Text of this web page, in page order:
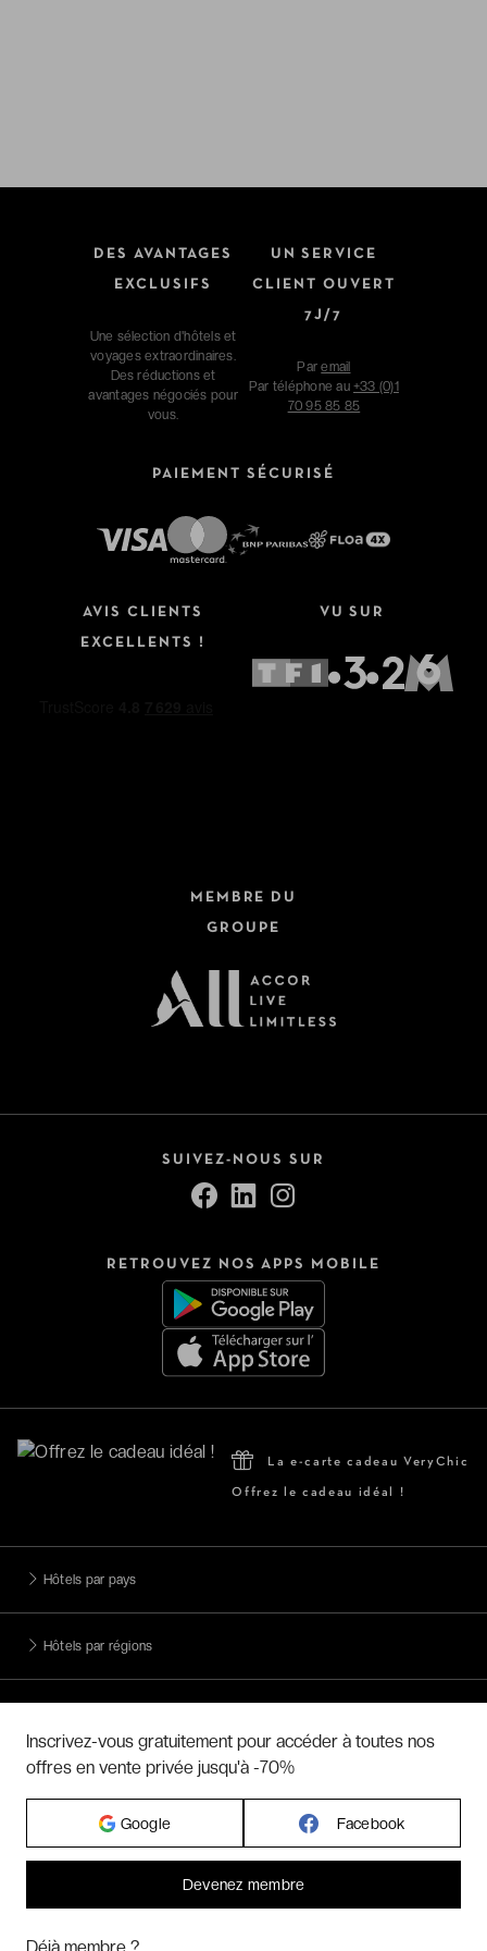
DES AVANTAGES
EXCLUSIFS
Une sélection d'hôtels et
voyages extraordinaires.
Des réductions et
avantages négociés pour
vous.
UN SERVICE
CLIENT OUVERT
7J/7
Paremail
Par téléphone au +33 (0)1
70 95 85 85
PAIEMENT SÉCURISÉ
AVIS CLIENTS
EXCELLENTS !
VU SUR
MEMBRE DU
GROUPE
SUIVEZ-NOUS SUR
RETROUVEZ NOS APPS MOBILE
La e-carte cadeau VeryChic
Offrez le cadeau idéal !
Hôtels par pays
Hôtels par régions
Hôtels par villes - internationales
Week-ends exclusifs
Voyages inoubliables
Inscrivez-vous gratuitement pour accéder à toutes nos
offres en vente privée jusqu'à -70%
Google Facebook
Devenez membre
Marketing? Vous pouvez toujours modifier ou retirer votre